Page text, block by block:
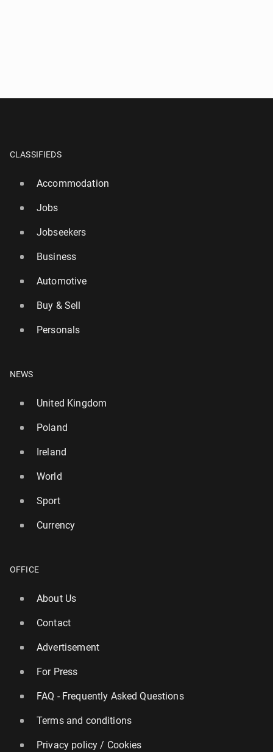
CLASSIFIEDS
Accommodation
Jobs
Jobseekers
Business
Automotive
Buy & Sell
Personals
NEWS
United Kingdom
Poland
Ireland
World
Sport
Currency
OFFICE
About Us
Contact
Advertisement
For Press
FAQ - Frequently Asked Questions
Terms and conditions
Privacy policy / Cookies